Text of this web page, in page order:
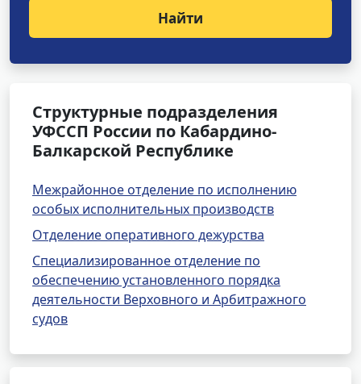
Найти
Структурные подразделения
УФССП России по Кабардино-
Балкарской Республике
Межрайонное отделение по исполнению
особых исполнительных производств
Отделение оперативного дежурства
Специализированное отделение по
обеспечению установленного порядка
деятельности Верховного и Арбитражного
судов